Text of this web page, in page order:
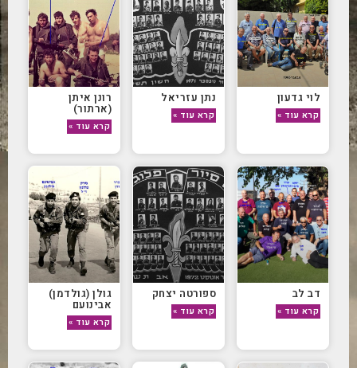
לוי גדעון
קרא עוד »
נתן עזריאל
קרא עוד »
רונן איתן
(ארתור)
קרא עוד »
דב לב
קרא עוד »
ספורטה יצחק
קרא עוד »
גולן (גולדמן)
אבינועם
קרא עוד »